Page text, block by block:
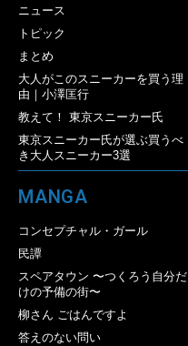
ニュース
トピック
まとめ
大人がこのスニーカーを買う理
由｜小澤匡行
教えて！ 東京スニーカー氏
東京スニーカー氏が選ぶ買うべ
き大人スニーカー3選
MANGA
コンセプチャル・ガール
民譚
スペアタウン 〜つくろう自分だ
けの予備の街〜
柳さん ごはんですよ
答えのない問い